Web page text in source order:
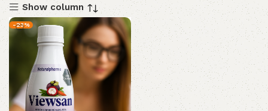
Show column
-23%